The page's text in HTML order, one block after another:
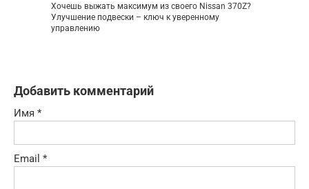
Хочешь выжать максимум из своего Nissan 370Z?
Улучшение подвески – ключ к уверенному
управлению
Добавить комментарий
Имя *
Email *